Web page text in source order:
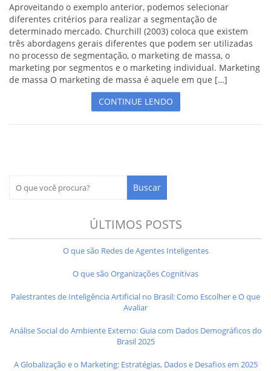
Aproveitando o exemplo anterior, podemos selecionar
diferentes critérios para realizar a segmentação de
determinado mercado. Churchill (2003) coloca que existem
três abordagens gerais diferentes que podem ser utilizadas
no processo de segmentação, o marketing de massa, o
marketing por segmentos e o marketing individual. Marketing
de massa O marketing de massa é aquele em que […]
CONTINUE LENDO
ÚLTIMOS POSTS
O que são Redes de Agentes Inteligentes
O que são Organizações Cognitivas
Palestrantes de Inteligência Artificial no Brasil: Como Escolher e O que
Avaliar
Análise Social do Ambiente Externo: Guia com Dados Demográficos do
Brasil 2025
A Globalização e o Marketing: Estratégias, Dados e Desafios em 2025